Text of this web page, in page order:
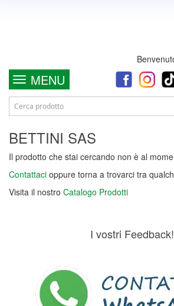
MENU
BETTINI SAS
Il prodotto che stai cercando non è al
Contattaci oppure torna a trovarci tra
Visita il nostro Catalogo Prodotti
I vostri Feedback!